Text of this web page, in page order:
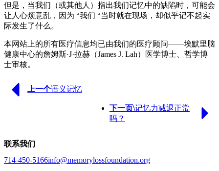
但是，当我们（或其他人）指出我们记忆中的缺陷时，可能会
让人心烦意乱，因为 “我们 “当时就在现场，却似乎记不起实
际发生了什么。
本网站上的所有医疗信息均已由我们的医疗顾问——埃默里脑
健康中心的詹姆斯·J·拉赫（James J. Lah）医学博士、哲学博
士审核。
Previous
上一个语义记忆
Next
Page
下一页\记忆力减退正常
吗？
联系我们
714-450-5166info@memorylossfoundation.org